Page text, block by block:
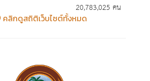
20,783,025 คน
คลิกดูสถิติเว็บไซต์ทั้งหมด